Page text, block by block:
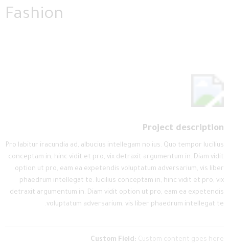
Fashion
Project description
Pro labitur iracundia ad, albucius intellegam no ius. Quo tempor lucilius
conceptam in, hinc vidit et pro, vix detraxit argumentum in. Diam vidit
option ut pro, eam ea expetendis voluptatum adversarium, vis liber
phaedrum intellegat te. lucilius conceptam in, hinc vidit et pro, vix
detraxit argumentum in. Diam vidit option ut pro, eam ea expetendis
voluptatum adversarium, vis liber phaedrum intellegat te.
Custom Field: Custom content goes here